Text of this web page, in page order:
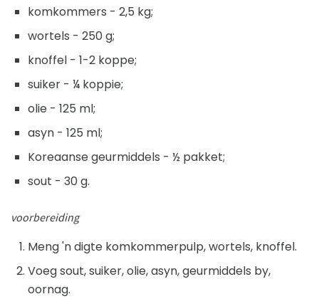
komkommers - 2,5 kg;
wortels - 250 g;
knoffel - 1-2 koppe;
suiker - ¼ koppie;
olie - 125 ml;
asyn - 125 ml;
Koreaanse geurmiddels - ½ pakket;
sout - 30 g.
voorbereiding
Meng 'n digte komkommerpulp, wortels, knoffel.
Voeg sout, suiker, olie, asyn, geurmiddels by,
oornag.